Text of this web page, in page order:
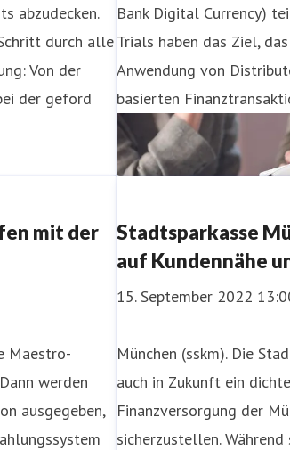
abzudecken.
durch alle
Von der
der geford
Bank Digital Currency)
Trials haben das Ziel,
Anwendung von
basierten
mit der
Maestro-
werden
ausgegeben,
Stadtsparkasse
auf Kundennähe
15. September 2022
München (sskm). Die
auch in Zukunft ein
Finanzversorgung der
sicherzustellen.